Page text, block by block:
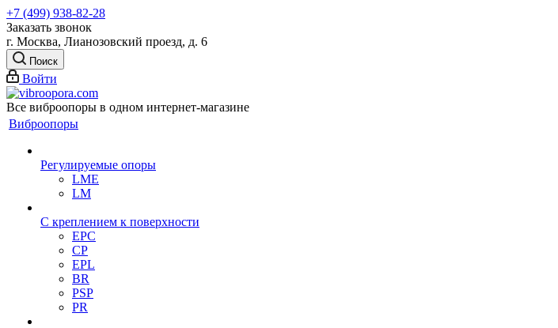
+7 (499) 938-82-28
Заказать звонок
г. Москва, Лианозовский проезд, д. 6
Поиск
Войти
Все виброопоры в одном интернет-магазине
Виброопоры
Регулируемые опоры
LME
LM
С креплением к поверхности
EPC
CP
EPL
BR
PSP
PR